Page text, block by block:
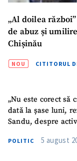
„Al doilea
de abuz și
Chișinău
NOU CITITORUL
„Nu este corect să
dată la șase luni,
Sandu, despre
POLITIC 5 august